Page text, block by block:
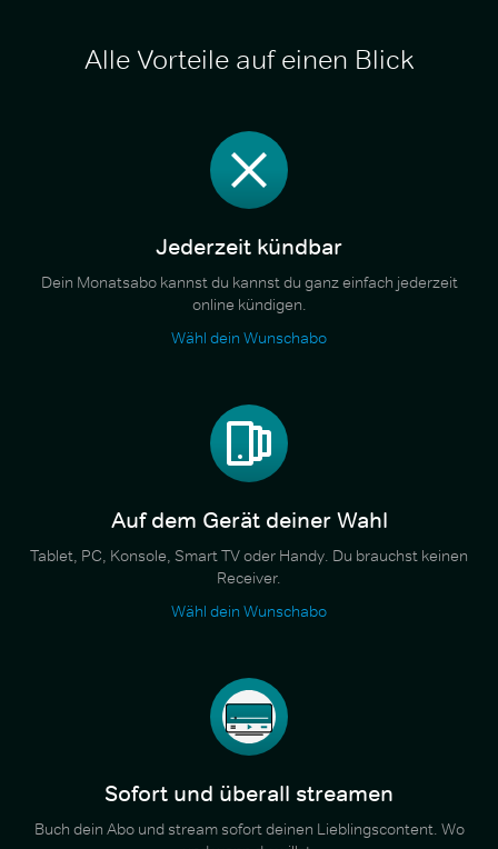
Alle Vorteile auf einen Blick
Jederzeit kündbar
Dein Monatsabo kannst du kannst du ganz einfach jederzeit
online kündigen.
Wähl dein Wunschabo
Auf dem Gerät deiner Wahl
Tablet, PC, Konsole, Smart TV oder Handy. Du brauchst keinen
Receiver.
Wähl dein Wunschabo
Sofort und überall streamen
Buch dein Abo und stream sofort deinen Lieblingscontent. Wo